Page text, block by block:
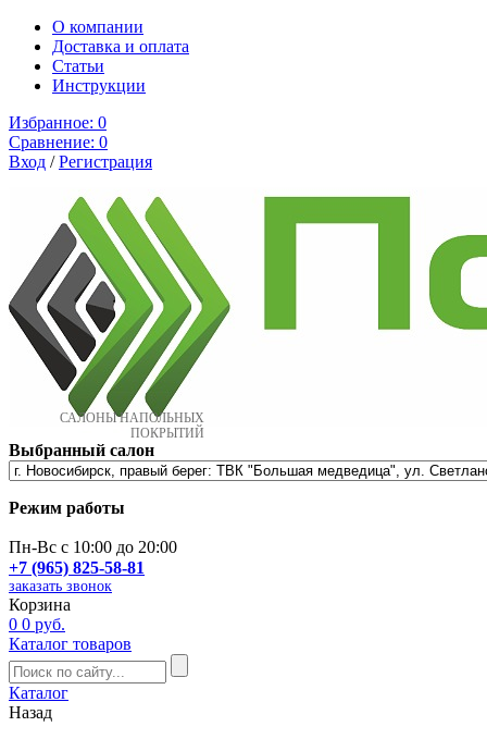
О компании
Доставка и оплата
Cтатьи
Инструкции
Избранное: 0
Сравнение: 0
Вход /Регистрация
САЛОНЫ НАПОЛЬНЫХ
ПОКРЫТИЙ
Выбранный салон
Режим работы
Пн-Вс с 10:00 до 20:00
+7 (965) 825-58-81
заказать звонок
Корзина
0 0 руб.
Каталог товаров
Каталог
Назад